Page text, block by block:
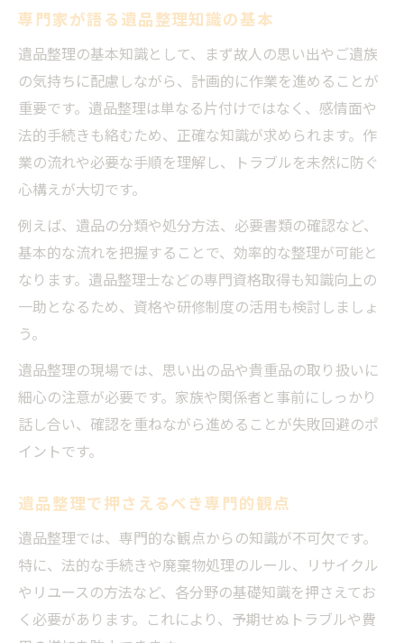
専門家が語る遺品整理知識の基本
遺品整理の基本知識として、まず故人の思い出やご遺族
の気持ちに配慮しながら、計画的に作業を進めることが
重要です。遺品整理は単なる片付けではなく、感情面や
法的手続きも絡むため、正確な知識が求められます。作
業の流れや必要な手順を理解し、トラブルを未然に防ぐ
心構えが大切です。
例えば、遺品の分類や処分方法、必要書類の確認など、
基本的な流れを把握することで、効率的な整理が可能と
なります。遺品整理士などの専門資格取得も知識向上の
一助となるため、資格や研修制度の活用も検討しましょ
う。
遺品整理の現場では、思い出の品や貴重品の取り扱いに
細心の注意が必要です。家族や関係者と事前にしっかり
話し合い、確認を重ねながら進めることが失敗回避のポ
イントです。
遺品整理で押さえるべき専門的観点
遺品整理では、専門的な観点からの知識が不可欠です。
特に、法的な手続きや廃棄物処理のルール、リサイクル
やリユースの方法など、各分野の基礎知識を押さえてお
く必要があります。これにより、予期せぬトラブルや費